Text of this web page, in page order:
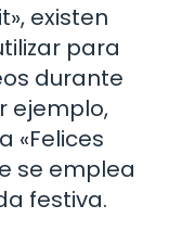
existen
para
durante
ejemplo,
«Felices
se emplea
festiva.